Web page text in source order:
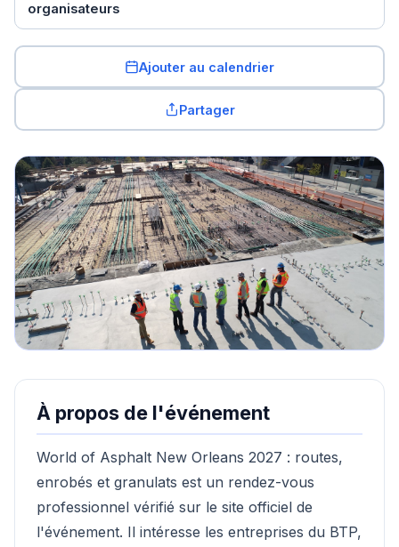
organisateurs
Ajouter au calendrier
Partager
À propos de l'événement
World of Asphalt New Orleans 2027 : routes,
enrobés et granulats est un rendez-vous
professionnel vérifié sur le site officiel de
l'événement. Il intéresse les entreprises du BTP,